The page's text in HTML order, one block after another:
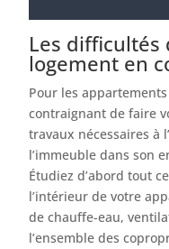
Les difficultés
logement en
Pour les
contraignant de faire
travaux nécessaires à
l’immeuble dans son
Étudiez d’abord tout
l’intérieur de votre
de chauffe-eau,
l’ensemble des